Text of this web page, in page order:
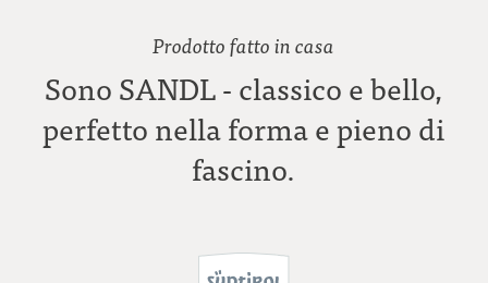
Prodotto fatto in casa
Sono SANDL - classico e bello,
perfetto nella forma e pieno di
fascino.